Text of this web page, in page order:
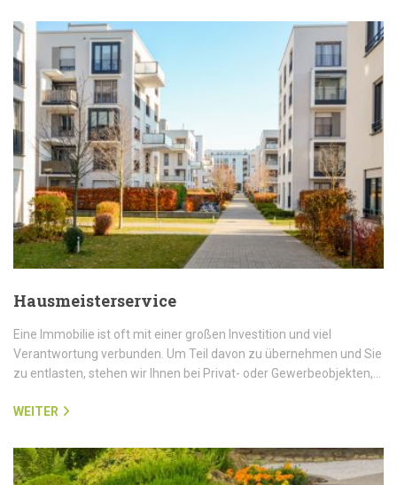
Hausmeisterservice
Eine Immobilie ist oft mit einer großen Investition und viel
Verantwortung verbunden. Um Teil davon zu übernehmen und Sie
zu entlasten, stehen wir Ihnen bei Privat- oder Gewerbeobjekten,…
WEITER